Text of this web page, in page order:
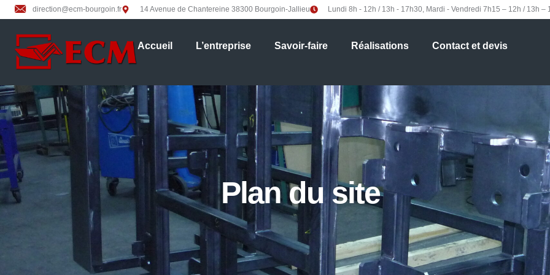
direction@ecm-bourgoin.fr 14 Avenue de Chantereine 38300 Bourgoin-Jallieu Lundi 8h - 12h / 13h - 17h30, Mardi - Vendredi 7h15 – 12h / 13h –
Accueil L’entreprise Savoir-faire Réalisations Contact et devis
Plan du site